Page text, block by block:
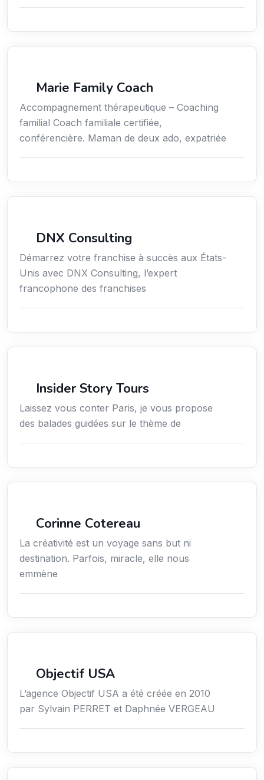
Marie Family Coach
Accompagnement thérapeutique – Coaching
familial Coach familiale certifiée,
conférencière. Maman de deux ado, expatriée
DNX Consulting
Démarrez votre franchise à succès aux États-
Unis avec DNX Consulting, l’expert
francophone des franchises
Insider Story Tours
Laissez vous conter Paris, je vous propose
des balades guidées sur le thème de
Corinne Cotereau
La créativité est un voyage sans but ni
destination. Parfois, miracle, elle nous
emmène
Objectif USA
L’agence Objectif USA a été créée en 2010
par Sylvain PERRET et Daphnée VERGEAU